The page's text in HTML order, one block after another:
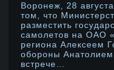
Воронеж, 28
том, что
разместить
самолетов на ОАО
региона Алексеем
обороны
встрече…